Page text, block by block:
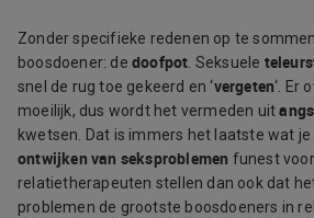
Zonder specifieke redenen op te
boosdoener: de doofpot . Seksuele
snel de rug toe gekeerd en ‘vergeten‘. Er
moeilijk, dus wordt het vermeden uit
kwetsen. Dat is immers het laatste wat
ontwijken van seksproblemen funest voor
relatietherapeuten stellen dan ook dat
problemen de grootste boosdoeners in